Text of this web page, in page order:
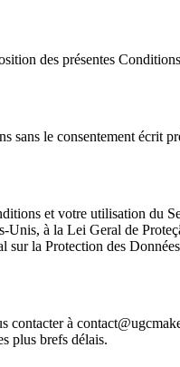
des présentes
sans le consentement
et votre utilisation du
Unis, à la Lei Geral de
la Protection des
contacter à
plus brefs délais.